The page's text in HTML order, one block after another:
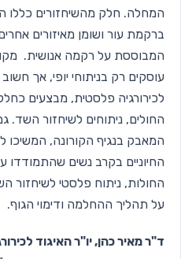
המחלה. חלק מהשיחזורים
ברקמת עור ושומן מאיזורים אחרים
המבוססת על רקמה אנושית.
עוסקים רק בניתוחי יופי, אך
לכירורגיה פלסטית, מבצעים
המאבק בנגיף הקורונה, המשיכו
החיוניים בקרב נשים
החולות, ניתוח פלסטי
על תהליך ההחלמה ודימוי הגוף.
ד"ר מאיר כהן, יו"ר האיגוד